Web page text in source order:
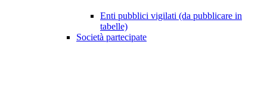
Enti pubblici vigilati (da pubblicare in
tabelle)
Società partecipate